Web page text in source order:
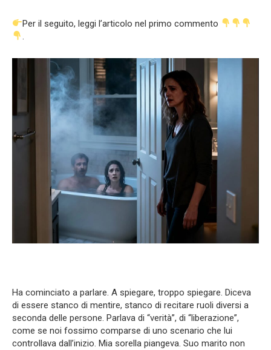
Per il seguito, leggi l’articolo nel primo commento
Ha cominciato a parlare. A spiegare, troppo spiegare. Diceva
di essere stanco di mentire, stanco di recitare ruoli diversi a
seconda delle persone. Parlava di “verità”, di “liberazione”,
come se noi fossimo comparse di uno scenario che lui
controllava dall’inizio. Mia sorella piangeva. Suo marito non